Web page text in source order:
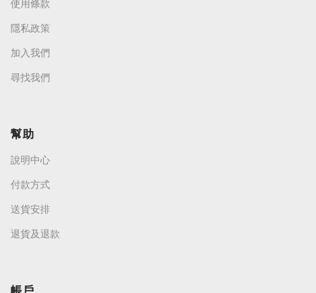
使用條款
隱私政策
加入我們
尋找我們
幫助
說明中心
付款方式
送貨安排
退貨及退款